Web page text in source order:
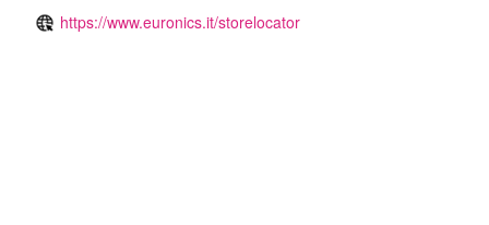
https://www.euronics.it/storelocator